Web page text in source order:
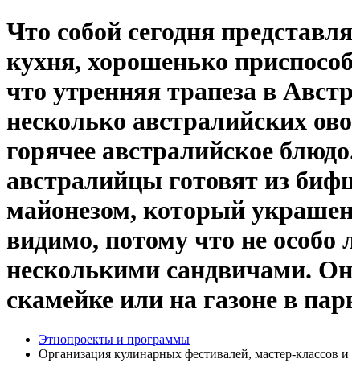
Что собой сегодня
кухня, хорошенько
что утренняя трапеза в
несколько австралийских
горячее австралийское
австралийцы готовят из
майонезом, который
видимо, потому что не особо
несколькими сандвичами.
скамейке или на газоне в
Этнопроекты и программы
Организация кулинарных фестивалей, мастер-классов